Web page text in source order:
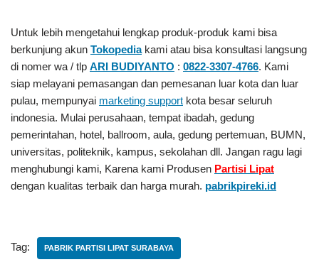
Untuk lebih mengetahui lengkap produk-produk kami bisa
berkunjung akun Tokopediakami atau bisa konsultasi langsung
di nomer wa / tlp ARI BUDIYANTO : 0822-3307-4766. Kami
siap melayani pemasangan dan pemesanan luar kota dan luar
pulau, mempunyai marketing support kota besar seluruh
indonesia. Mulai perusahaan, tempat ibadah, gedung
pemerintahan, hotel, ballroom, aula, gedung pertemuan, BUMN,
universitas, politeknik, kampus, sekolahan dll. Jangan ragu lagi
menghubungi kami, Karena kami Produsen Partisi Lipat
dengan kualitas terbaik dan harga murah. pabrikpireki.id
Tag: PABRIK PARTISI LIPAT SURABAYA